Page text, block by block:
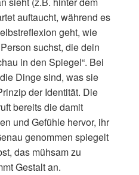
auftaucht, während es
geht, wie
suchst, die dein
in den Spiegel“. Bei
Dinge sind, was sie
der Identität. Die
bereits die damit
und Gefühle hervor, ihr
genommen spiegelt
das mühsam zu
Gestalt an.